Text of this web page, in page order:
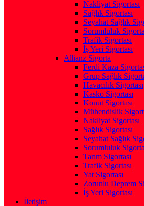
Nakliyat Sigortası
Sağlık Sigortası
Seyahat Sağlık
Sorumluluk
Trafik Sigortası
İş Yeri Sigortası
Allianz Sigorta
Ferdi Kaza
Grup Sağlık
Havacılık Sigortası
Kasko Sigortası
Konut Sigortası
Mühendislik
Nakliyat Sigortası
Sağlık Sigortası
Seyahat Sağlık
Sorumluluk
Tarım Sigortası
Trafik Sigortası
Yat Sigortası
Zorunlu Deprem
İş Yeri Sigortası
İletişim